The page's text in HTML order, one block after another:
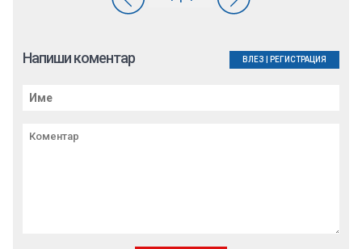
Напиши коментар ВЛЕЗ РЕГИСТРАЦИЯ